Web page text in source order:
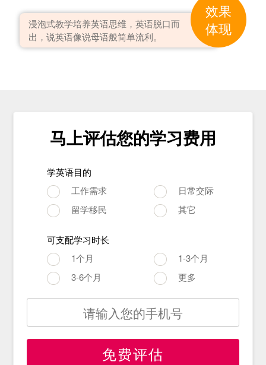
效果
体现
浸泡式教学培养英语思维，英语脱口而
出，说英语像说母语般简单流利。
马上评估您的学习费用
学英语目的
工作需求
日常交际
留学移民
其它
可支配学习时长
1个月
1-3个月
3-6个月
更多
免费评估